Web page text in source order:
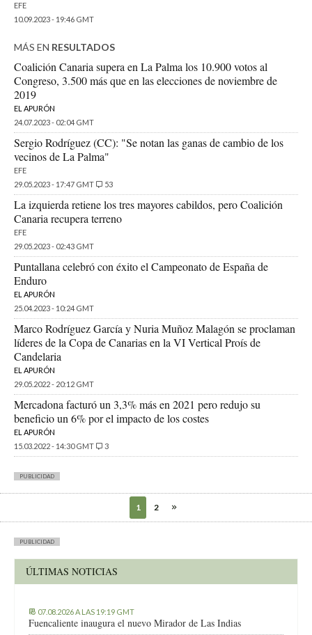
EFE
10.09.2023 - 19:46 GMT
MÁS EN RESULTADOS
Coalición Canaria supera en La Palma los 10.900 votos al
Congreso, 3.500 más que en las elecciones de noviembre de
2019
EL APURÓN
24.07.2023 - 02:04 GMT
Sergio Rodríguez (CC): "Se notan las ganas de cambio de los
vecinos de La Palma"
EFE
29.05.2023 - 17:47 GMT
53
La izquierda retiene los tres mayores cabildos, pero Coalición
Canaria recupera terreno
EFE
29.05.2023 - 02:43 GMT
Puntallana celebró con éxito el Campeonato de España de
Enduro
EL APURÓN
25.04.2023 - 10:24 GMT
Marco Rodríguez García y Nuria Muñoz Malagón se proclaman
líderes de la Copa de Canarias en la VI Vertical Proís de
Candelaria
EL APURÓN
29.05.2022 - 20:12 GMT
Mercadona facturó un 3,3% más en 2021 pero redujo su
beneficio un 6% por el impacto de los costes
EL APURÓN
15.03.2022 - 14:30 GMT
3
PUBLICIDAD
1 2
PUBLICIDAD
ÚLTIMAS NOTICIAS
07.08.2026 A LAS 19:19 GMT
Fuencaliente inaugura el nuevo Mirador de Las Indias